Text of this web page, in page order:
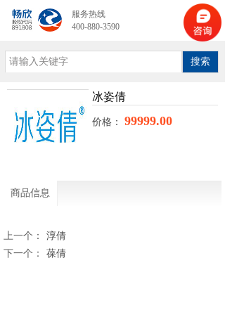
搜索
冰姿倩
价格： 99999.00
商品信息
上一个：
淳倩
下一个：
葆倩
服务热线
400-880-3590